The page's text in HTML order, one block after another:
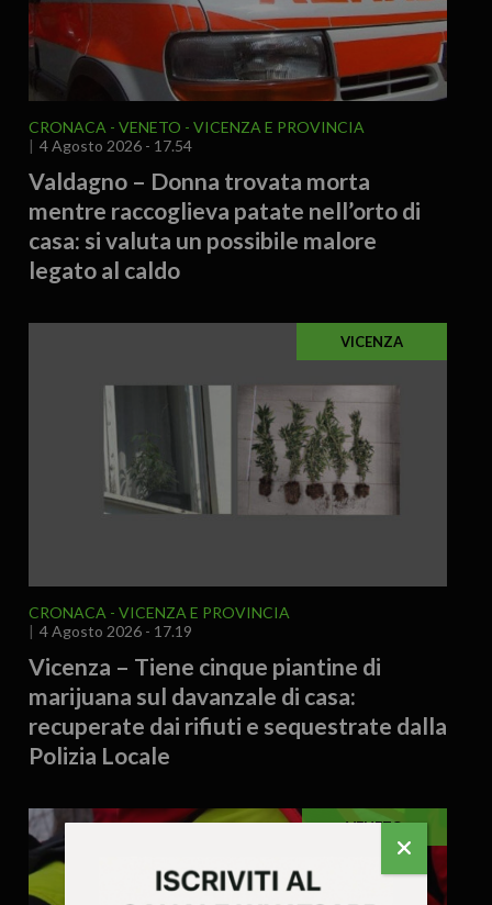
CRONACA VENETO
VICENZA E PROVINCIA
4 Agosto 2026 - 17.54
Valdagno – Donna trovata morta
mentre raccoglieva patate nell’orto di
casa: si valuta un possibile malore
legato al caldo
VICENZA
CRONACA
VICENZA E PROVINCIA
4 Agosto 2026 - 17.19
Vicenza – Tiene cinque piantine di
marijuana sul davanzale di casa:
recuperate dai rifiuti e sequestrate dalla
Polizia Locale
VENETO